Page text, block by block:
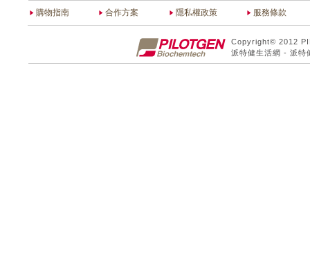
購物指南 合作方案 隱私權政策 服務條款
Copyright© 2012
派特健生活網 - 派